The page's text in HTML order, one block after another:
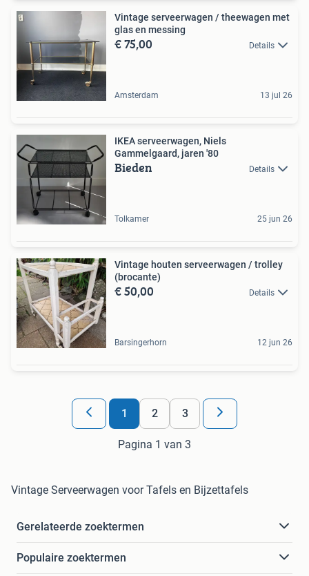
Vintage serveerwagen / theewagen met
glas en messing
€ 75,00 Details
Amsterdam 13 jul 26
IKEA serveerwagen, Niels
Gammelgaard, jaren '80
Bieden Details
Tolkamer 25 jun 26
Vintage houten serveerwagen / trolley
(brocante)
€ 50,00 Details
Barsingerhorn 12 jun 26
1 2 3
Pagina 1 van 3
Vintage Serveerwagen voor Tafels en Bijzettafels
Gerelateerde zoektermen
Populaire zoektermen